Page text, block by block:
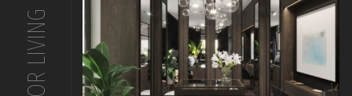
FOR LIVING